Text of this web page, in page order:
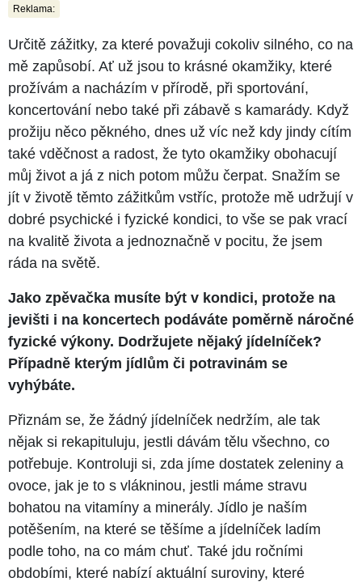
Reklama:
Určitě zážitky, za které považuji cokoliv silného, co na
mě zapůsobí. Ať už jsou to krásné okamžiky, které
prožívám a nacházím v přírodě, při sportování,
koncertování nebo také při zábavě s kamarády. Když
prožiju něco pěkného, dnes už víc než kdy jindy cítím
také vděčnost a radost, že tyto okamžiky obohacují
můj život a já z nich potom můžu čerpat. Snažím se
jít v životě těmto zážitkům vstříc, protože mě udržují v
dobré psychické i fyzické kondici, to vše se pak vrací
na kvalitě života a jednoznačně v pocitu, že jsem
ráda na světě.
Jako zpěvačka musíte být v kondici, protože na
jevišti i na koncertech podáváte poměrně náročné
fyzické výkony. Dodržujete nějaký jídelníček?
Případně kterým jídlům či potravinám se
vyhýbáte.
Přiznám se, že žádný jídelníček nedržím, ale tak
nějak si rekapituluju, jestli dávám tělu všechno, co
potřebuje. Kontroluji si, zda jíme dostatek zeleniny a
ovoce, jak je to s vlákninou, jestli máme stravu
bohatou na vitamíny a minerály. Jídlo je naším
potěšením, na které se těšíme a jídelníček ladím
podle toho, na co mám chuť. Také jdu ročními
obdobími, které nabízí aktuální suroviny, které